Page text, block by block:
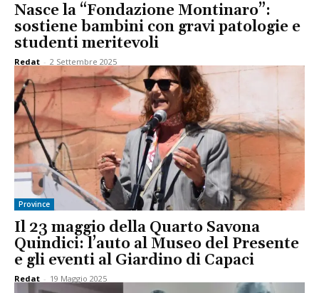
Nasce la “Fondazione Montinaro”:
sostiene bambini con gravi patologie e
studenti meritevoli
Redat - 2 Settembre 2025
Province
Il 23 maggio della Quarto Savona
Quindici: l’auto al Museo del Presente
e gli eventi al Giardino di Capaci
Redat - 19 Maggio 2025